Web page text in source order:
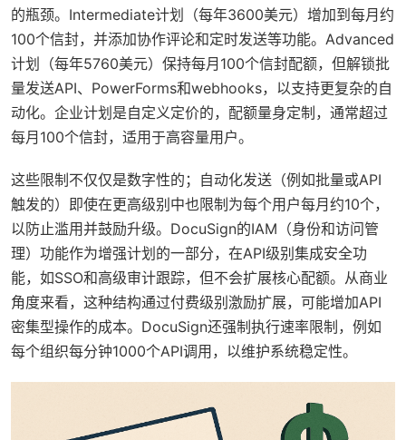
的瓶颈。Intermediate计划（每年3600美元）增加到每月约
100个信封，并添加协作评论和定时发送等功能。Advanced
计划（每年5760美元）保持每月100个信封配额，但解锁批
量发送API、PowerForms和webhooks，以支持更复杂的自
动化。企业计划是自定义定价的，配额量身定制，通常超过
每月100个信封，适用于高容量用户。
这些限制不仅仅是数字性的；自动化发送（例如批量或API
触发的）即使在更高级别中也限制为每个用户每月约10个，
以防止滥用并鼓励升级。DocuSign的IAM（身份和访问管
理）功能作为增强计划的一部分，在API级别集成安全功
能，如SSO和高级审计跟踪，但不会扩展核心配额。从商业
角度来看，这种结构通过付费级别激励扩展，可能增加API
密集型操作的成本。DocuSign还强制执行速率限制，例如
每个组织每分钟1000个API调用，以维护系统稳定性。